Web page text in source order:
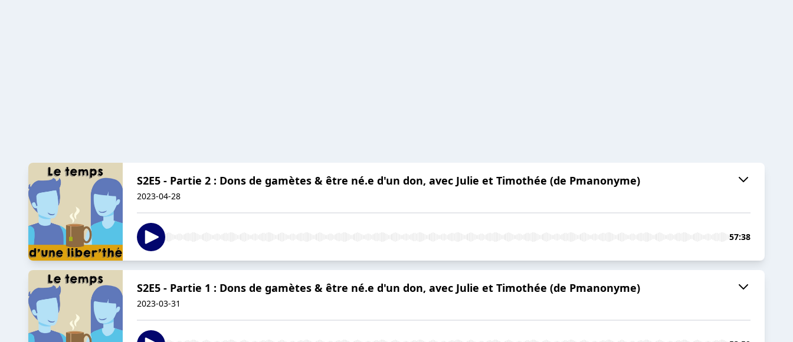
S2E5 - Partie 2 : Dons de gamètes & être né.e d'un don, avec Julie et Timothée (de Pmanonyme)
2023-04-28
57:38
S2E5 - Partie 1 : Dons de gamètes & être né.e d'un don, avec Julie et Timothée (de Pmanonyme)
2023-03-31